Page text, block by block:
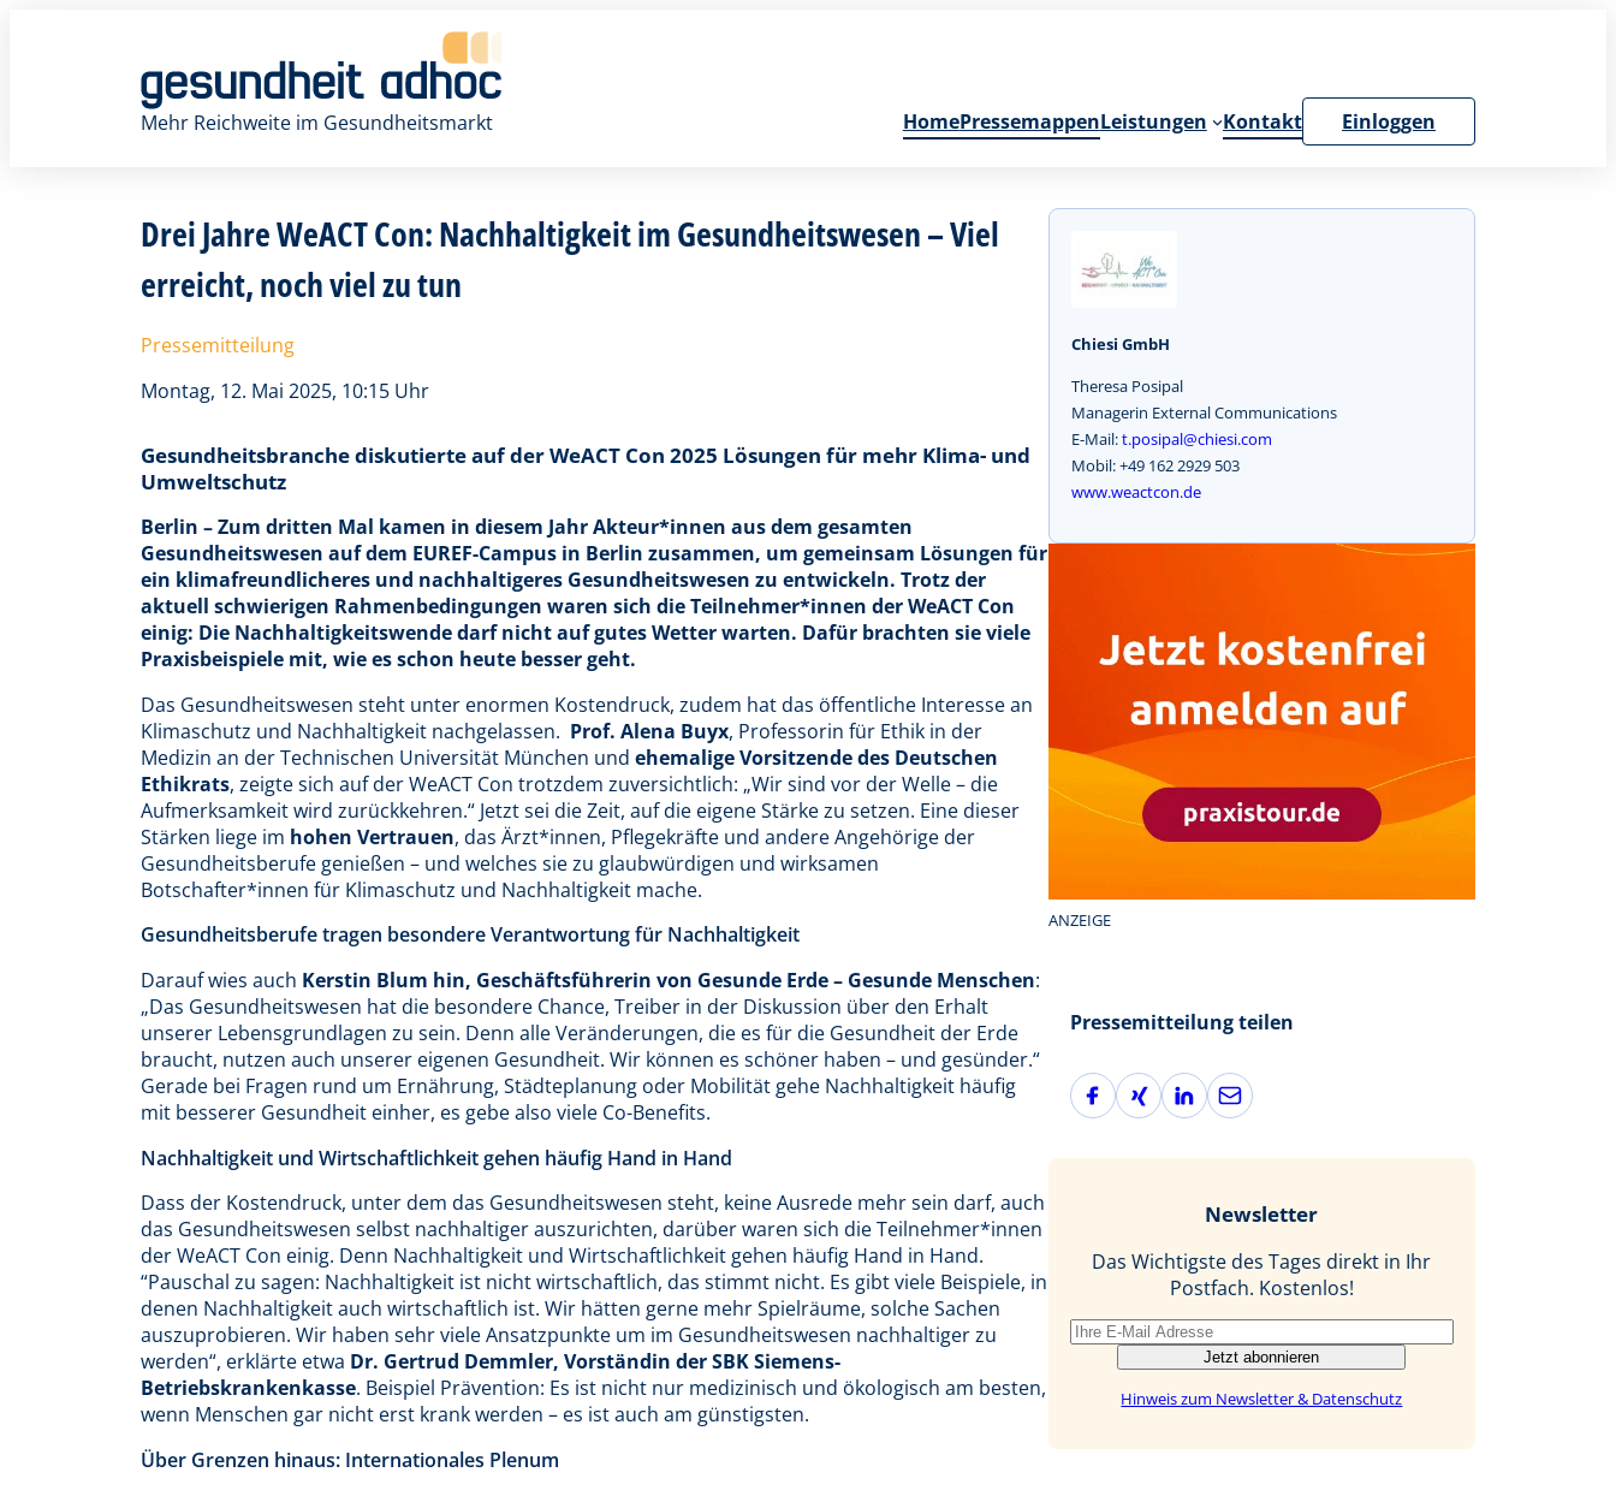
Mehr Reichweite im Gesundheitsmarkt
HomePressemappenLeistungen Kontakt Einloggen
Drei Jahre WeACT Con: Nachhaltigkeit im Gesundheitswesen – Viel
erreicht, noch viel zu tun
Pressemitteilung
Montag, 12. Mai 2025, 10:15 Uhr
Gesundheitsbranche diskutierte auf der WeACT Con 2025 Lösungen für mehr Klima- und
Umweltschutz
Berlin – Zum dritten Mal kamen in diesem Jahr Akteur*innen aus dem gesamten
Gesundheitswesen auf dem EUREF-Campus in Berlin zusammen, um gemeinsam Lösungen für
ein klimafreundlicheres und nachhaltigeres Gesundheitswesen zu entwickeln. Trotz der
aktuell schwierigen Rahmenbedingungen waren sich die Teilnehmer*innen der WeACT Con
einig: Die Nachhaltigkeitswende darf nicht auf gutes Wetter warten. Dafür brachten sie viele
Praxisbeispiele mit, wie es schon heute besser geht.
Das Gesundheitswesen steht unter enormen Kostendruck, zudem hat das öffentliche Interesse an
Klimaschutz und Nachhaltigkeit nachgelassen. Prof. Alena Buyx, Professorin für Ethik in der
Medizin an der Technischen Universität München und ehemalige Vorsitzende des Deutschen
Ethikrats, zeigte sich auf der WeACT Con trotzdem zuversichtlich: „Wir sind vor der Welle – die
Aufmerksamkeit wird zurückkehren.“ Jetzt sei die Zeit, auf die eigene Stärke zu setzen. Eine dieser
Stärken liege im hohen Vertrauen, das Ärzt*innen, Pflegekräfte und andere Angehörige der
Gesundheitsberufe genießen – und welches sie zu glaubwürdigen und wirksamen
Botschafter*innen für Klimaschutz und Nachhaltigkeit mache.
Gesundheitsberufe tragen besondere Verantwortung für Nachhaltigkeit
Darauf wies auch Kerstin Blum hin, Geschäftsführerin von Gesunde Erde – Gesunde Menschen:
„Das Gesundheitswesen hat die besondere Chance, Treiber in der Diskussion über den Erhalt
unserer Lebensgrundlagen zu sein. Denn alle Veränderungen, die es für die Gesundheit der Erde
braucht, nutzen auch unserer eigenen Gesundheit. Wir können es schöner haben – und gesünder.“
Gerade bei Fragen rund um Ernährung, Städteplanung oder Mobilität gehe Nachhaltigkeit häufig
mit besserer Gesundheit einher, es gebe also viele Co-Benefits.
Nachhaltigkeit und Wirtschaftlichkeit gehen häufig Hand in Hand
Dass der Kostendruck, unter dem das Gesundheitswesen steht, keine Ausrede mehr sein darf, auch
das Gesundheitswesen selbst nachhaltiger auszurichten, darüber waren sich die Teilnehmer*innen
der WeACT Con einig. Denn Nachhaltigkeit und Wirtschaftlichkeit gehen häufig Hand in Hand.
“Pauschal zu sagen: Nachhaltigkeit ist nicht wirtschaftlich, das stimmt nicht. Es gibt viele Beispiele, in
denen Nachhaltigkeit auch wirtschaftlich ist. Wir hätten gerne mehr Spielräume, solche Sachen
auszuprobieren. Wir haben sehr viele Ansatzpunkte um im Gesundheitswesen nachhaltiger zu
werden“, erklärte etwa Dr. Gertrud Demmler, Vorständin der SBK Siemens-
Betriebskrankenkasse. Beispiel Prävention: Es ist nicht nur medizinisch und ökologisch am besten,
wenn Menschen gar nicht erst krank werden – es ist auch am günstigsten.
Über Grenzen hinaus: Internationales Plenum
Chiesi GmbH
Theresa Posipal
Managerin External Communications
E-Mail:t.posipal@chiesi.com
Mobil: +49 162 2929 503
www.weactcon.de
ANZEIGE
Pressemitteilung teilen
F
a
X
i
L
i
n
E
-
l
Newsletter
Das Wichtigste des Tages direkt in Ihr
Postfach. Kostenlos!
Jetzt abonnieren
Hinweis zum Newsletter & Datenschutz